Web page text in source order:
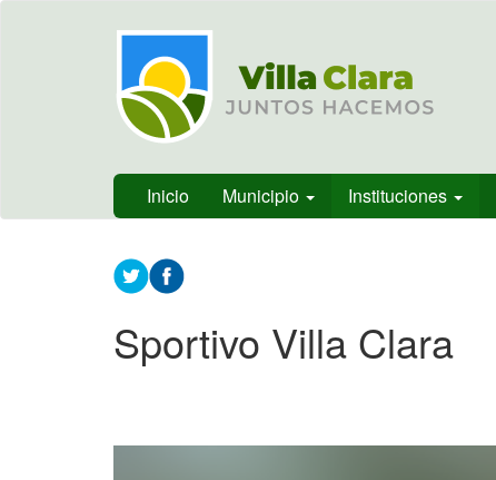
Municipalidad
de Villa
Clara, Entre
Ríos,
Argentina
Inicio Municipio Instituciones
Contenido
principal
Sportivo Villa Clara